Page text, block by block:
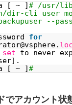
[ ~ ]# /usr/lib/
dir-cli user
--
for
set to never
[ ~ ]#
でアカウント状